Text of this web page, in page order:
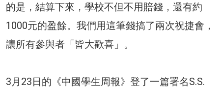
的是，結算下來，學校不但不用賠錢，還有約
1000元的盈餘。我們用這筆錢搞了兩次祝捷會，
讓所有參與者「皆大歡喜」。
3月23日的《中國學生周報》登了一篇署名S.S.